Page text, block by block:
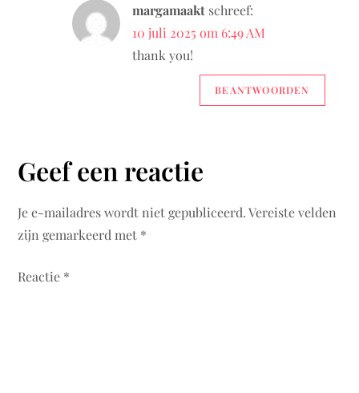
margamaakt schreef:
10 juli 2025 om 6:49 AM
thank you!
BEANTWOORDEN
Geef een reactie
Je e-mailadres wordt niet gepubliceerd. Vereiste velden
zijn gemarkeerd met *
Reactie *